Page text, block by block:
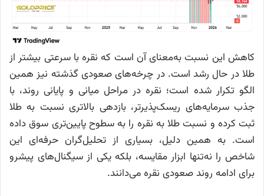
کاهش این نسبت به‌معنای آن است که نقره با سرعتی بیشتر از
طلا در حال رشد است. در چرخه‌های صعودی گذشته نیز همین
الگو تکرار شده است؛ نقره در مراحل میانی و پایانی روند، با
جذب سرمایه‌های ریسک‌پذیرتر، بازدهی بالاتری نسبت به طلا
ثبت کرده و نسبت طلا به نقره را به سطوح پایین‌تری سوق داده
است. به همین دلیل، بسیاری از تحلیل‌گران حرفه‌ای این
شاخص را نه‌تنها ابزار مقایسه، بلکه یکی از سیگنال‌های پیشرو
برای ادامه روند صعودی نقره می‌دانند.